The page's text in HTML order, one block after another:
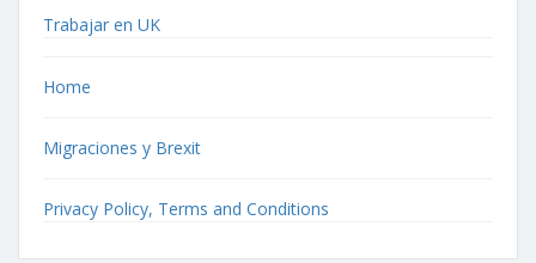
Trabajar en UK
Home
Migraciones y Brexit
Privacy Policy, Terms and Conditions